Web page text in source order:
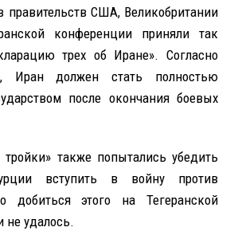
правительств США, Великобритании
конференции приняли так
трех об Иране». Согласно
Иран должен стать полностью
после окончания боевых
также попытались убедить
вступить в войну против
добиться этого на Тегеранской
не удалось.